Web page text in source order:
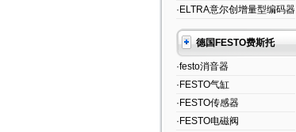
·ELTRA意尔创增量型编码器
德国FESTO费斯托
·festo消音器
·FESTO气缸
·FESTO传感器
·FESTO电磁阀